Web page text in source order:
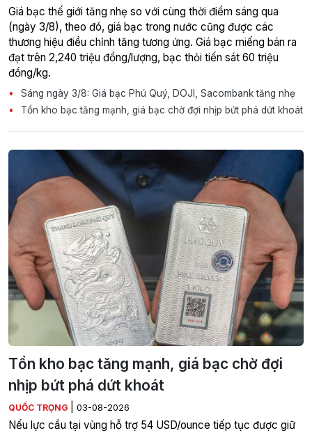
Giá bạc thế giới tăng nhẹ so với cùng thời điểm sáng qua
(ngày 3/8), theo đó, giá bạc trong nước cũng được các
thương hiệu điều chỉnh tăng tương ứng. Giá bạc miếng bán ra
đạt trên 2,240 triệu đồng/lượng, bạc thỏi tiến sát 60 triệu
đồng/kg.
Sáng ngày 3/8: Giá bạc Phú Quý, DOJI, Sacombank tăng nhẹ
Tồn kho bạc tăng mạnh, giá bạc chờ đợi nhịp bứt phá dứt khoát
Tồn kho bạc tăng mạnh, giá bạc chờ đợi
nhịp bứt phá dứt khoát
QUỐC TRỌNG 03-08-2026
Nếu lực cầu tại vùng hỗ trợ 54 USD/ounce tiếp tục được giữ